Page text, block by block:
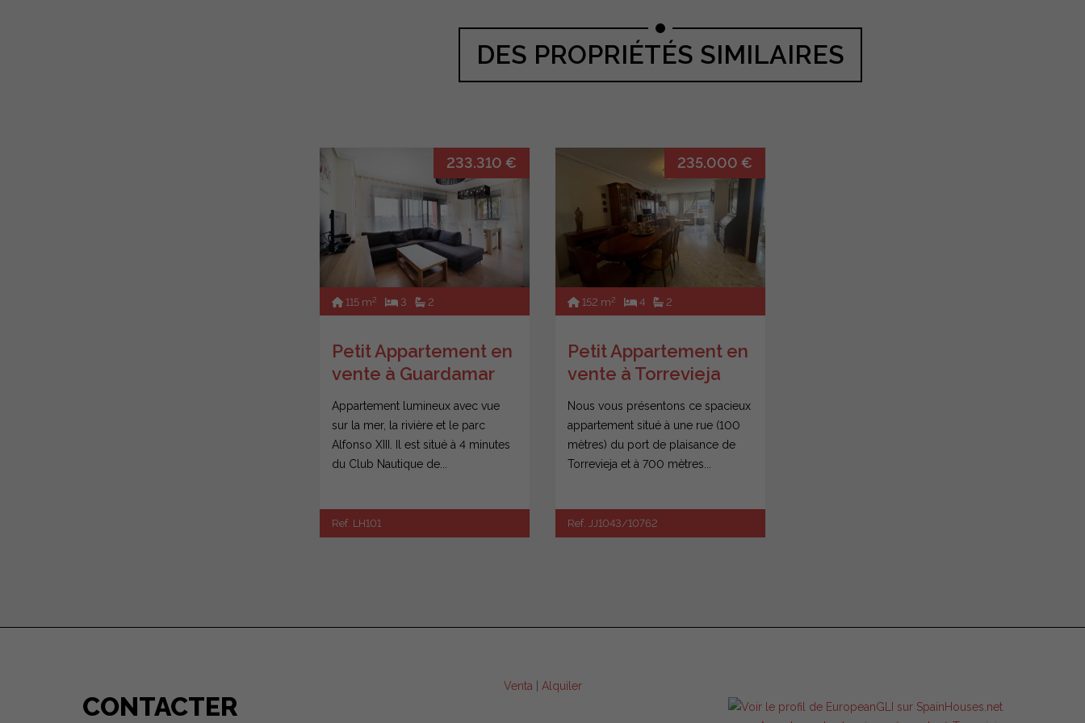
DES PROPRIÉTÉS SIMILAIRES
233.310 €
115 m2 3 2
Petit Appartement en
vente à Guardamar
del Segura
Appartement lumineux avec vue
sur la mer, la rivière et le parc
Alfonso XIII. Il est situé à 4 minutes
du Club Nautique de...
Ref. LH101
235.000 €
152 m2 4 2
Petit Appartement en
vente à Torrevieja
Nous vous présentons ce spacieux
appartement situé à une rue (100
mètres) du port de plaisance de
Torrevieja et à 700 mètres...
Ref. JJ1043/10762
CONTACTER
Venta| Alquiler